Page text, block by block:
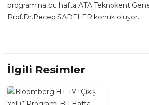
programına bu hafta ATA Teknokent
Prof.Dr.Recep SADELER konuk oluyor.
İlgili Resimler